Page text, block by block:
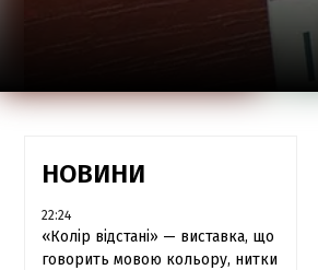
НОВИНИ
22:24
«Колір відстані» — виставка, що
говорить мовою кольору, нитки